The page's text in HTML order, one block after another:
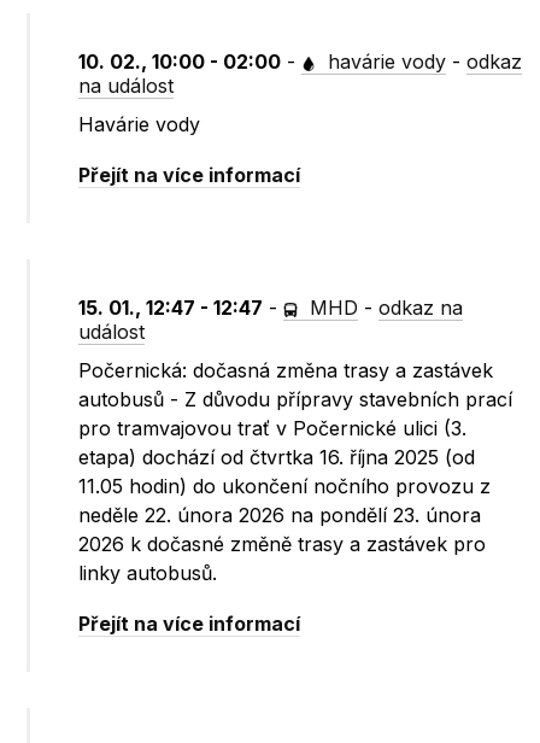
10. 02., 10:00 - 02:00 - havárie vody -odkaz
na událost
Havárie vody
Přejít na více informací
15. 01., 12:47 - 12:47 - MHD -odkaz na
událost
Počernická: dočasná změna trasy a zastávek
autobusů - Z důvodu přípravy stavebních prací
pro tramvajovou trať v Počernické ulici (3.
etapa) dochází od čtvrtka 16. října 2025 (od
11.05 hodin) do ukončení nočního provozu z
neděle 22. února 2026 na pondělí 23. února
2026 k dočasné změně trasy a zastávek pro
linky autobusů.
Přejít na více informací